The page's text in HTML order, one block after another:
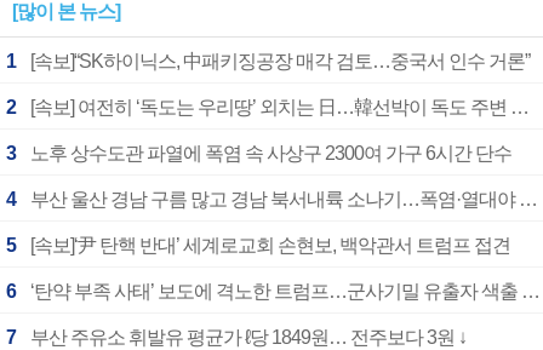
[많이 본 뉴스]
1 [속보]“SK하이닉스, 中패키징공장 매각 검토…중국서 인수 거론”
2 [속보] 여전히 ‘독도는 우리땅’ 외치는 日…韓선박이 독도 주변 해양조사 활동하자 반발
3 노후 상수도관 파열에 폭염 속 사상구 2300여 가구 6시간 단수
4 부산 울산 경남 구름 많고 경남 북서내륙 소나기…폭염·열대야 계속
5 [속보]‘尹 탄핵 반대’ 세계로교회 손현보, 백악관서 트럼프 접견
6 ‘탄약 부족 사태’ 보도에 격노한 트럼프…군사기밀 유출자 색출 지시
7 부산 주유소 휘발유 평균가 ℓ당 1849원… 전주보다 3원 ↓